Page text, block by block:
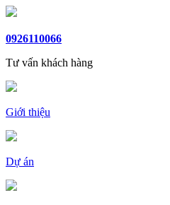
0926110066
Tư vấn khách hàng
Giới thiệu
Dự án